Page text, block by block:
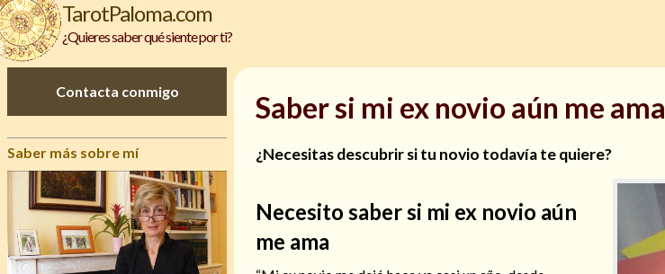
TarotPaloma.com
¿Quieres saber qué siente por ti?
Contacta conmigo
Saber más sobre mí
Saber si mi ex novio aún me ama
¿Necesitas descubrir si tu novio todavía te quiere?
Necesito saber si mi ex novio aún
me ama